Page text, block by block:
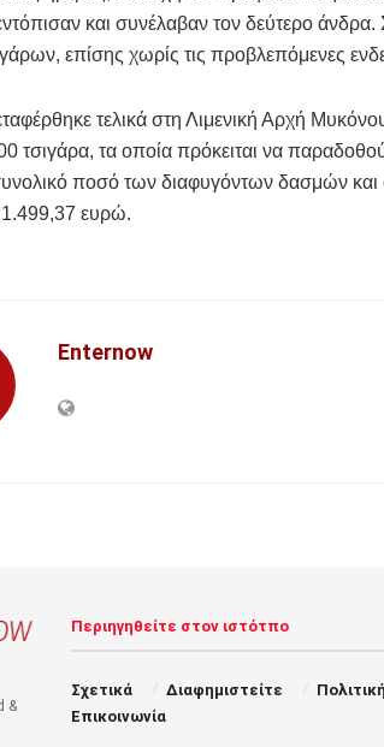
και συνέλαβαν τον δεύτερο
επίσης χωρίς τις προβλεπόμενες
τελικά στη Λιμενική Αρχή
τσιγάρα, τα οποία πρόκειται να
ποσό των διαφυγόντων δασμών
ευρώ.
Enternow
&
Περιηγηθείτε στον ιστότπο
Σχετικά Διαφημιστείτε
Επικοινωνία